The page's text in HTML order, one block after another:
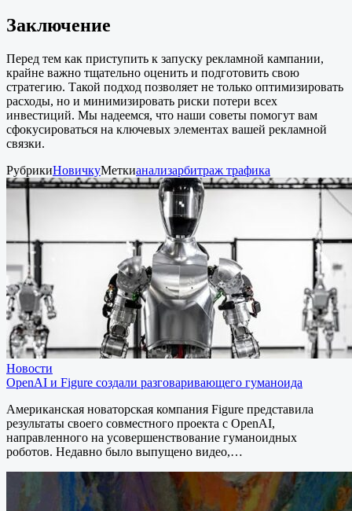
Заключение
Перед тем как приступить к запуску рекламной кампании,
крайне важно тщательно оценить и подготовить свою
стратегию. Такой подход позволяет не только оптимизировать
расходы, но и минимизировать риски потери всех
инвестиций. Мы надеемся, что наши советы помогут вам
сфокусироваться на ключевых элементах вашей рекламной
связки.
РубрикиНовичкуМеткианализарбитраж трафика
Новости
OpenAI и Figure создали разговаривающего гуманоида
Американская новаторская компания Figure представила
результаты своего совместного проекта с OpenAI,
направленного на усовершенствование гуманоидных
роботов. Недавно было выпущено видео,…